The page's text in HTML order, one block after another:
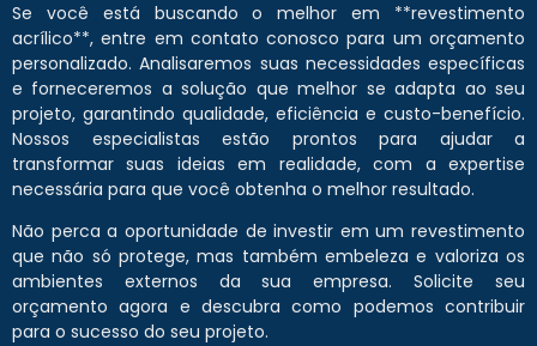
Se você está buscando o melhor em **revestimento
acrílico**, entre em contato conosco para um orçamento
personalizado. Analisaremos suas necessidades específicas
e forneceremos a solução que melhor se adapta ao seu
projeto, garantindo qualidade, eficiência e custo-benefício.
Nossos especialistas estão prontos para ajudar a
transformar suas ideias em realidade, com a expertise
necessária para que você obtenha o melhor resultado.
Não perca a oportunidade de investir em um revestimento
que não só protege, mas também embeleza e valoriza os
ambientes externos da sua empresa. Solicite seu
orçamento agora e descubra como podemos contribuir
para o sucesso do seu projeto.